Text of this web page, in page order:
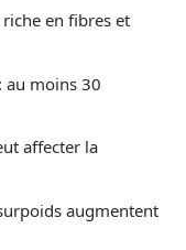
en fibres et
au moins 30
affecter la
augmentent